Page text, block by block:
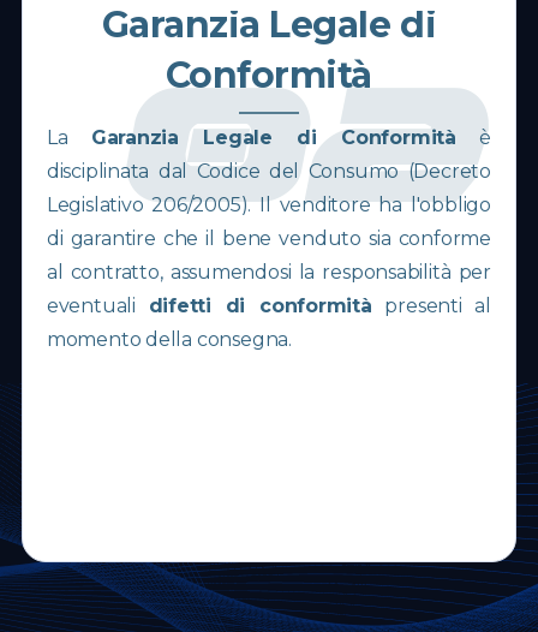
Garanzia Legale di
Conformità
02
La Garanzia Legale di Conformità è
disciplinata dal Codice del Consumo (Decreto
Legislativo 206/2005). Il venditore ha l'obbligo
di garantire che il bene venduto sia conforme
al contratto, assumendosi la responsabilità per
eventuali difetti di conformità presenti al
momento della consegna.